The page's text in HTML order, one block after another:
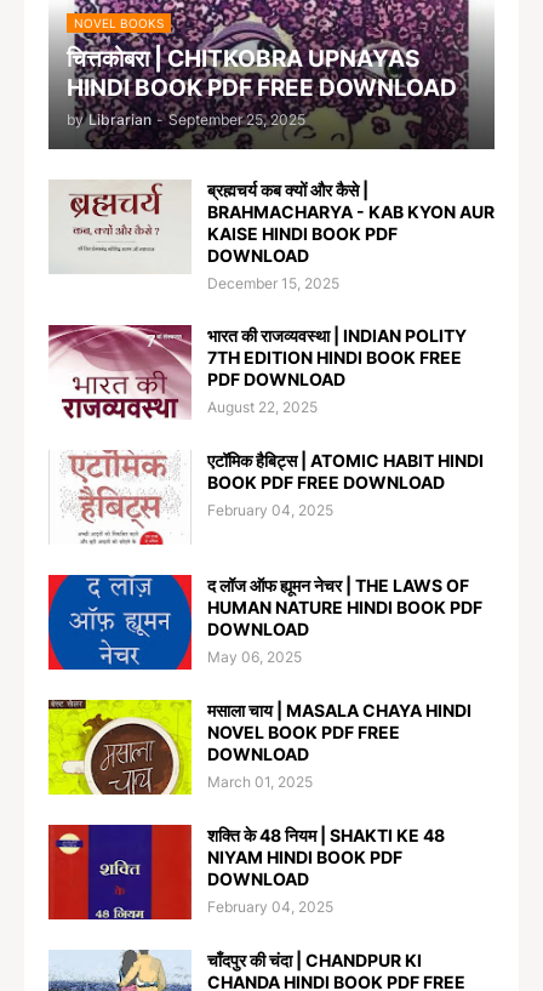
NOVEL BOOKS
चित्तकोबरा | CHITKOBRA UPNAYAS
HINDI BOOK PDF FREE DOWNLOAD
by Librarian - September 25, 2025
ब्रह्मचर्य कब क्यों और कैसे |
BRAHMACHARYA - KAB KYON AUR
KAISE HINDI BOOK PDF
DOWNLOAD
December 15, 2025
भारत की राजव्यवस्था | INDIAN POLITY
7TH EDITION HINDI BOOK FREE
PDF DOWNLOAD
August 22, 2025
एटॉमिक हैबिट्स | ATOMIC HABIT HINDI
BOOK PDF FREE DOWNLOAD
February 04, 2025
द लॉज ऑफ ह्यूमन नेचर | THE LAWS OF
HUMAN NATURE HINDI BOOK PDF
DOWNLOAD
May 06, 2025
मसाला चाय | MASALA CHAYA HINDI
NOVEL BOOK PDF FREE
DOWNLOAD
March 01, 2025
शक्ति के 48 नियम | SHAKTI KE 48
NIYAM HINDI BOOK PDF
DOWNLOAD
February 04, 2025
चाँदपुर की चंदा | CHANDPUR KI
CHANDA HINDI BOOK PDF FREE